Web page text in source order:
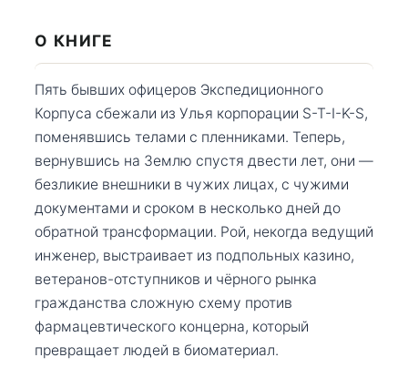
О КНИГЕ
Пять бывших офицеров Экспедиционного
Корпуса сбежали из Улья корпорации S-T-I-K-S,
поменявшись телами с пленниками. Теперь,
вернувшись на Землю спустя двести лет, они —
безликие внешники в чужих лицах, с чужими
документами и сроком в несколько дней до
обратной трансформации. Рой, некогда ведущий
инженер, выстраивает из подпольных казино,
ветеранов-отступников и чёрного рынка
гражданства сложную схему против
фармацевтического концерна, который
превращает людей в биоматериал.